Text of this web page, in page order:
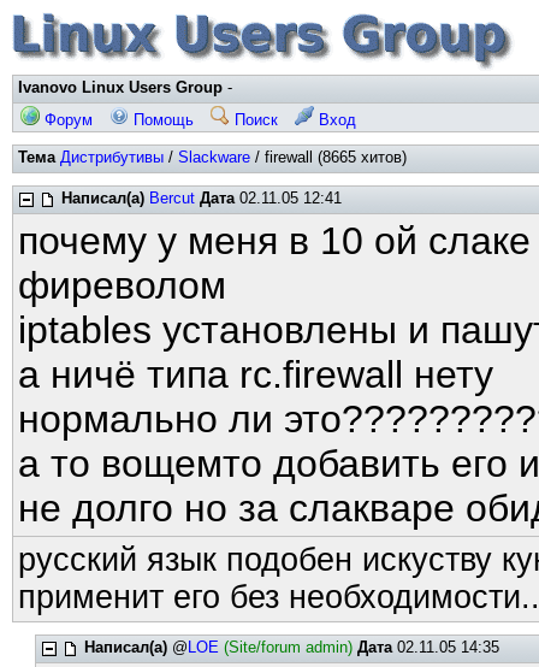
Ivanovo Linux Users Group -
Форум
Помощь Поиск Вход
Тема Дистрибутивы / Slackware / firewall (8665 хитов)
Написал(а) Bercut Дата02.11.05 12:41
почему у меня в 10 ой слаке
фиреволом
iptables установлены и
а ничё типа rc.firewall нету
нормально ли
а то вощемто добавить его
не долго но за слакваре
русский язык подобен искуству
применит его без
Написал(а) @ LOE (Site/forum admin) Дата02.11.05 14:35